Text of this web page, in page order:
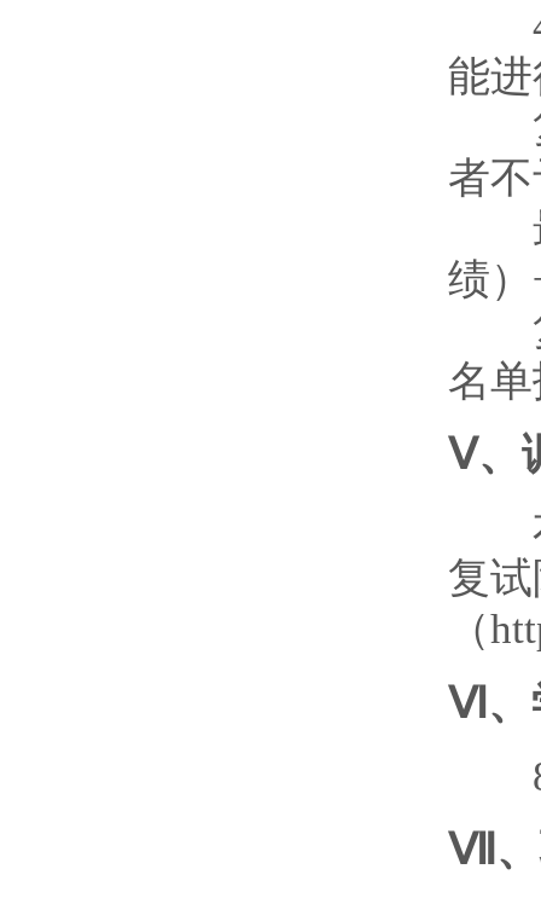
4
能
复
者
最
绩
复
名
Ⅴ、
本
复
（
Ⅵ、
Ⅶ、